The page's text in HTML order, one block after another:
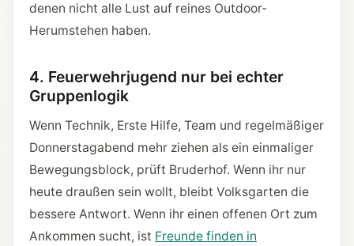
denen nicht alle Lust auf reines Outdoor-
Herumstehen haben.
4. Feuerwehrjugend nur bei echter
Gruppenlogik
Wenn Technik, Erste Hilfe, Team und regelmäßiger
Donnerstagabend mehr ziehen als ein einmaliger
Bewegungsblock, prüft Bruderhof. Wenn ihr nur
heute draußen sein wollt, bleibt Volksgarten die
bessere Antwort. Wenn ihr einen offenen Ort zum
Ankommen sucht, ist Freunde finden in